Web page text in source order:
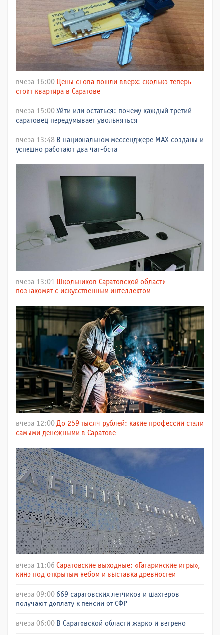
вчера 16:00 Цены снова пошли вверх: сколько теперь
стоит квартира в Саратове
вчера 15:00 Уйти или остаться: почему каждый третий
саратовец передумывает увольняться
вчера 13:48 В национальном мессенджере МАХ созданы и
успешно работают два чат-бота
вчера 13:01
Школьников Саратовской области
познакомят с искусственным интеллектом
вчера 12:00 До 259 тысяч рублей: какие профессии стали
самыми денежными в Саратове
вчера 11:06 Саратовские выходные: «Гагаринские игры»,
кино под открытым небом и выставка древностей
вчера 09:00 669 саратовских летчиков и шахтеров
получают доплату к пенсии от СФР
вчера 06:00 В Саратовской области жарко и ветрено